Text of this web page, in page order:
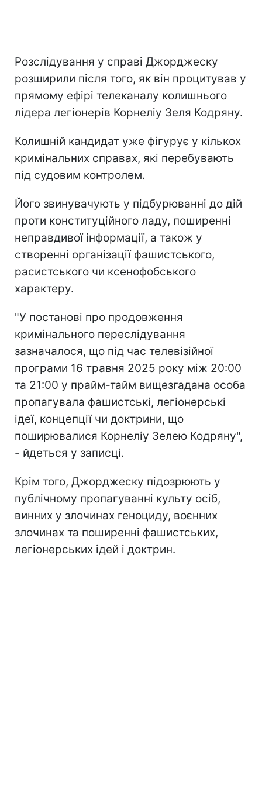
Розслідування у справі Джорджеску
розширили після того, як він процитував у
прямому ефірі телеканалу колишнього
лідера легіонерів Корнеліу Зеля Кодряну.
Колишній кандидат уже фігурує у кількох
кримінальних справах, які перебувають
під судовим контролем.
Його звинувачують у підбурюванні до дій
проти конституційного ладу, поширенні
неправдивої інформації, а також у
створенні організації фашистського,
расистського чи ксенофобського
характеру.
"У постанові про продовження
кримінального переслідування
зазначалося, що під час телевізійної
програми 16 травня 2025 року між 20:00
та 21:00 у прайм-тайм вищезгадана особа
пропагувала фашистські, легіонерські
ідеї, концепції чи доктрини, що
поширювалися Корнеліу Зелею Кодряну",
- йдеться у записці.
Крім того, Джорджеску підозрюють у
публічному пропагуванні культу осіб,
винних у злочинах геноциду, воєнних
злочинах та поширенні фашистських,
легіонерських ідей і доктрин.